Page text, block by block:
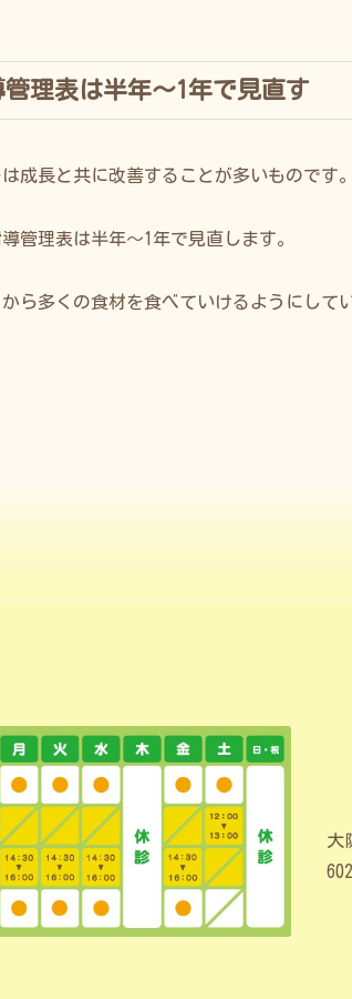
理表は半年〜1年で見直す
成長と共に改善することが多いものです。
管理表は半年〜1年で見直します。
ら多くの食材を食べていけるようにして
大
602